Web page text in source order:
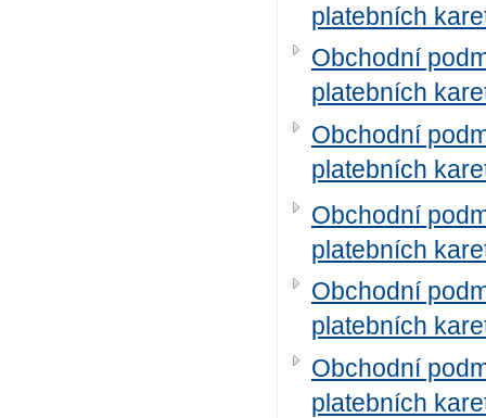
platebních
Obchodní
platebních
Obchodní
platebních
Obchodní
platebních
Obchodní
platebních
Obchodní
platebních